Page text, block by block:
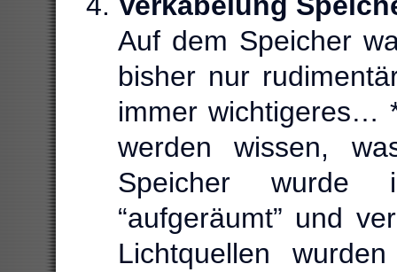
Auf dem Speicher
bisher nur
immer wichtigeres…
werden wissen,
Speicher wurde
“aufgeräumt” und
Lichtquellen